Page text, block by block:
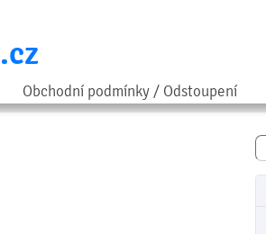
.cz
Obchodní podmínky / Odstoupení